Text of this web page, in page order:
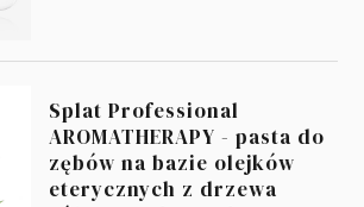
Splat Professional
AROMATHERAPY - pasta do
zębów na bazie olejków
eterycznych z drzewa